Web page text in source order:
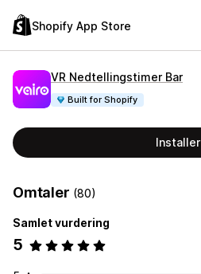
Shopify App Store
VR Nedtellingstimer Bar
Built for Shopify
Installer
Omtaler (80)
Samlet vurdering
5